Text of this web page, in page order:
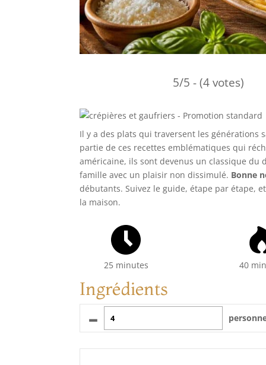
5/5 - (4 votes)
Il y a des plats qui traversent les générations
partie de ces recettes emblématiques qui
américaine, ils sont devenus un classique du
famille avec un plaisir non dissimulé. Bonne
débutants. Suivez le guide, étape par étape,
la maison.
25 minutes 40
Ingrédients
–